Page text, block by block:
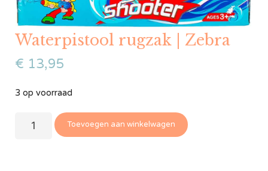
Waterpistool rugzak | Zebra
€ 13,95
3 op voorraad
Toevoegen aan winkelwagen